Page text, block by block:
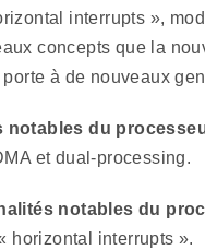
interrupts »,
concepts que la
à de nouveaux
notables du
et dual-processing.
notables du
horizontal interrupts ».